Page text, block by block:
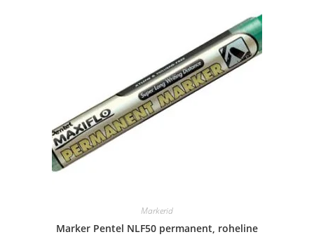
Markerid
Marker Pentel NLF50 permanent, roheline